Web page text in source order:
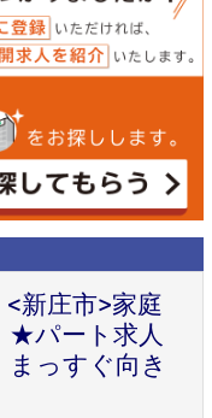
新庄市>家庭
★パート求人
っすぐ向き